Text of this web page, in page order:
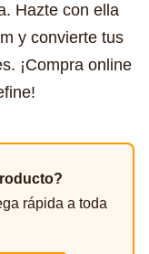
Hazte con ella
y convierte tus
¡Compra online
rápida a toda